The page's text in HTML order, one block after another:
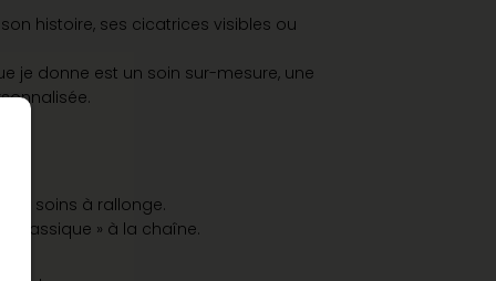
histoire, ses cicatrices visibles ou
je donne est un soin sur-mesure, une
de soins à rallonge.
classique » à la chaîne.